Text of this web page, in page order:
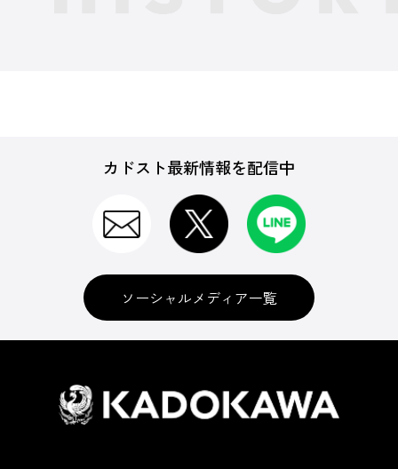
カドスト最新情報を配信中
ソーシャルメディア一覧